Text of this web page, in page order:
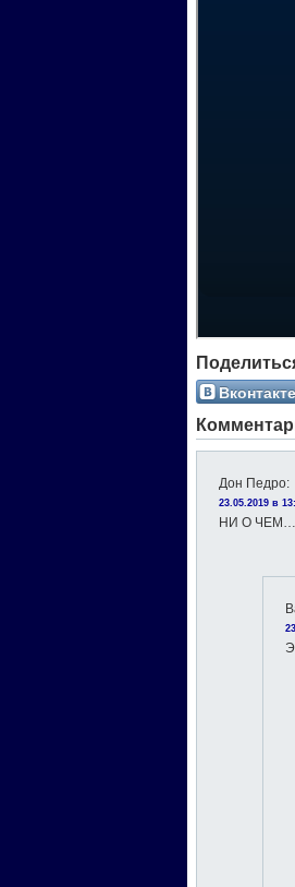
Вконтакте
Дон Педро:
23.05.2019 в
НИ О ЧЕМ…